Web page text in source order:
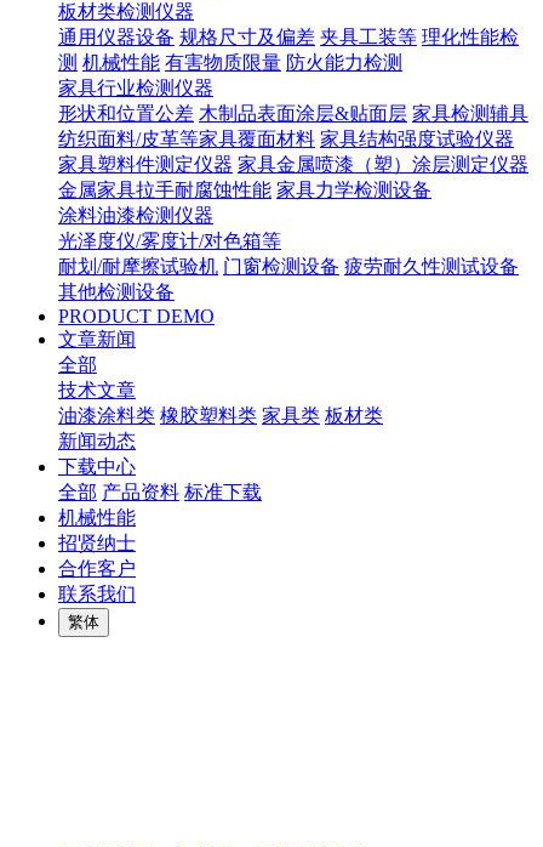
板材类检测仪器
通用仪器设备 规格尺寸及偏差 夹具工装等 理化性能检
测 机械性能 有害物质限量 防火能力检测
家具行业检测仪器
形状和位置公差 木制品表面涂层&贴面层 家具检测辅具
纺织面料/皮革等家具覆面材料 家具结构强度试验仪器
家具塑料件测定仪器 家具金属喷漆（塑）涂层测定仪器
金属家具拉手耐腐蚀性能 家具力学检测设备
涂料油漆检测仪器
光泽度仪/雾度计/对色箱等
耐划/耐摩擦试验机 门窗检测设备 疲劳耐久性测试设备
其他检测设备
PRODUCT DEMO
文章新闻
全部
技术文章
油漆涂料类 橡胶塑料类 家具类 板材类
新闻动态
下载中心
全部 产品资料 标准下载
机械性能
招贤纳士
合作客户
联系我们
繁体